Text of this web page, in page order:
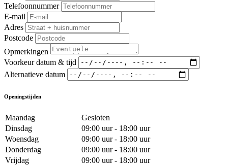
Telefoonnummer
E-mail
Adres
Postcode
Opmerkingen
Voorkeur datum & tijd
Alternatieve datum
Openingstijden
Maandag
Gesloten
Dinsdag
09:00 uur - 18:00 uur
Woensdag
09:00 uur - 18:00 uur
Donderdag
09:00 uur - 18:00 uur
Vrijdag
09:00 uur - 18:00 uur